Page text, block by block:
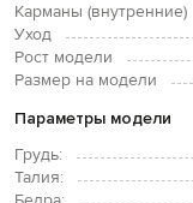
Карманы (внутренние)
Уход
Рост модели
Размер на модели
Параметры модели
Грудь:
Талия: